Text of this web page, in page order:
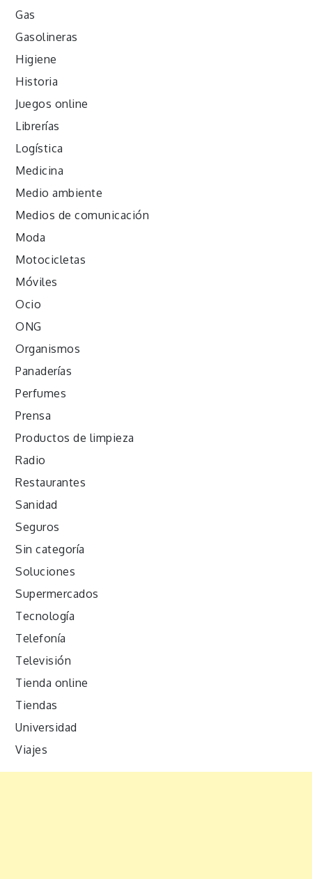
Gas
Gasolineras
Higiene
Historia
Juegos online
Librerías
Logística
Medicina
Medio ambiente
Medios de comunicación
Moda
Motocicletas
Móviles
Ocio
ONG
Organismos
Panaderías
Perfumes
Prensa
Productos de limpieza
Radio
Restaurantes
Sanidad
Seguros
Sin categoría
Soluciones
Supermercados
Tecnología
Telefonía
Televisión
Tienda online
Tiendas
Universidad
Viajes